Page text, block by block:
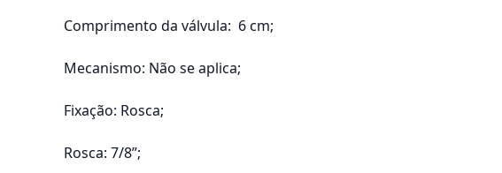
Comprimento da válvula: 6 cm;
Mecanismo: Não se aplica;
Fixação: Rosca;
Rosca: 7/8”;